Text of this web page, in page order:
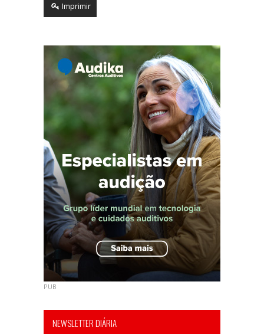
Imprimir
PUB
NEWSLETTER DIÁRIA